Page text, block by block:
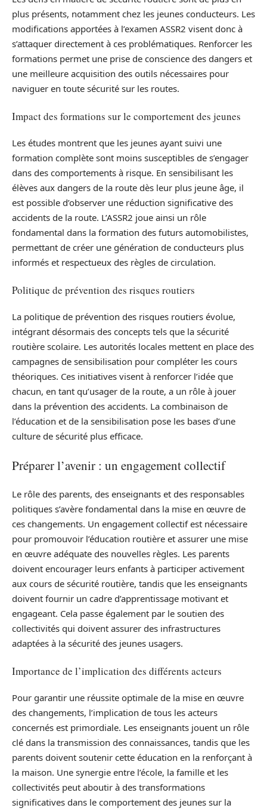
plus présents, notamment chez les jeunes conducteurs. Les
modifications apportées à l’examen ASSR2 visent donc à
s’attaquer directement à ces problématiques. Renforcer les
formations permet une prise de conscience des dangers et
une meilleure acquisition des outils nécessaires pour
naviguer en toute sécurité sur les routes.
Impact des formations sur le comportement des jeunes
Les études montrent que les jeunes ayant suivi une
formation complète sont moins susceptibles de s’engager
dans des comportements à risque. En sensibilisant les
élèves aux dangers de la route dès leur plus jeune âge, il
est possible d’observer une réduction significative des
accidents de la route. L’ASSR2 joue ainsi un rôle
fondamental dans la formation des futurs automobilistes,
permettant de créer une génération de conducteurs plus
informés et respectueux des règles de circulation.
Politique de prévention des risques routiers
La politique de prévention des risques routiers évolue,
intégrant désormais des concepts tels que la sécurité
routière scolaire. Les autorités locales mettent en place des
campagnes de sensibilisation pour compléter les cours
théoriques. Ces initiatives visent à renforcer l’idée que
chacun, en tant qu’usager de la route, a un rôle à jouer
dans la prévention des accidents. La combinaison de
l’éducation et de la sensibilisation pose les bases d’une
culture de sécurité plus efficace.
Préparer l’avenir : un engagement collectif
Le rôle des parents, des enseignants et des responsables
politiques s’avère fondamental dans la mise en œuvre de
ces changements. Un engagement collectif est nécessaire
pour promouvoir l’éducation routière et assurer une mise
en œuvre adéquate des nouvelles règles. Les parents
doivent encourager leurs enfants à participer activement
aux cours de sécurité routière, tandis que les enseignants
doivent fournir un cadre d’apprentissage motivant et
engageant. Cela passe également par le soutien des
collectivités qui doivent assurer des infrastructures
adaptées à la sécurité des jeunes usagers.
Importance de l’implication des différents acteurs
Pour garantir une réussite optimale de la mise en œuvre
des changements, l’implication de tous les acteurs
concernés est primordiale. Les enseignants jouent un rôle
clé dans la transmission des connaissances, tandis que les
parents doivent soutenir cette éducation en la renforçant à
la maison. Une synergie entre l’école, la famille et les
collectivités peut aboutir à des transformations
significatives dans le comportement des jeunes sur la